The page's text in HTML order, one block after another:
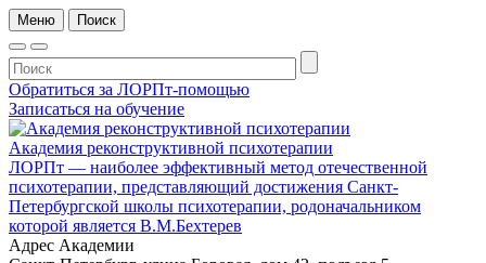
Меню Поиск
Обратиться за ЛОРПт-помощью
Записаться на обучение
Академия реконструктивной психотерапии
ЛОРПт — наиболее эффективный метод отечественной
психотерапии, представляющий достижения Санкт-
Петербургской школы психотерапии, родоначальником
которой является В.М.Бехтерев
Адрес Академии